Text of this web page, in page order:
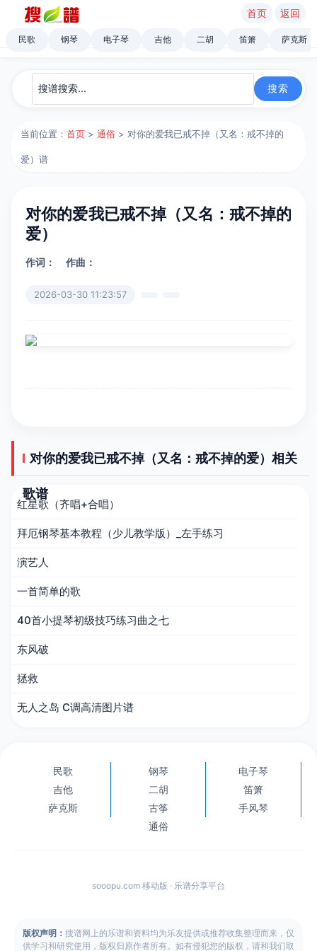
首页 返回
民歌 钢琴 电子琴 吉他 二胡 笛箫 萨克斯
当前位置：首页 >通俗 > 对你的爱我已戒不掉（又名：戒不掉的
爱）谱
对你的爱我已戒不掉（又名：戒不掉的
爱）
作词： 作曲：
2026-03-30 11:23:57
对你的爱我已戒不掉（又名：戒不掉的爱）相关
歌谱
红星歌（齐唱+合唱）
拜厄钢琴基本教程（少儿教学版）_左手练习
演艺人
一首简单的歌
40首小提琴初级技巧练习曲之七
东风破
拯救
无人之岛 C调高清图片谱
民歌 钢琴
电子琴
吉他
二胡
笛箫
萨克斯
古筝
手风琴
通俗
sooopu.com 移动版 · 乐谱分享平台
版权声明： 搜谱网上的乐谱和资料均为乐友提供或推荐收集整理而来，仅
供学习和研究使用，版权归原作者所有。如有侵犯您的版权，请和我们取